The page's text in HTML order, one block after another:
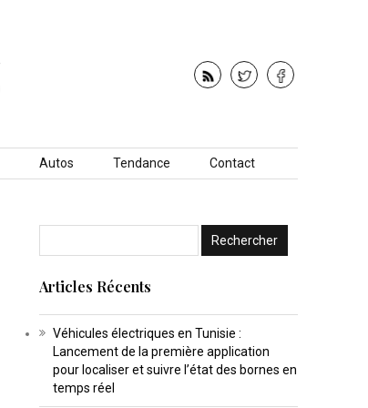
Autos Tendance Contact
Articles Récents
Véhicules électriques en Tunisie :
Lancement de la première application
pour localiser et suivre l’état des bornes en
temps réel